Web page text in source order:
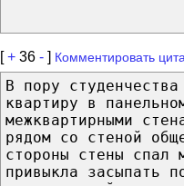
[+ 36 - ] Комментировать
В пору
квартиру в
межквартирными
рядом со стеной
стороны стены спал
привыкла засыпать